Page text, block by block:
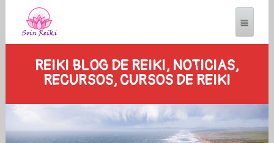
REIKI BLOG DE REIKI, NOTICIAS,
RECURSOS, CURSOS DE REIKI